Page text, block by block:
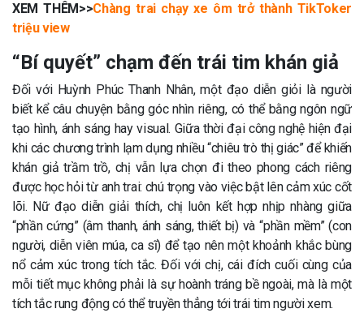
XEM THÊM>>Chàng trai chạy xe ôm trở thành TikToker
triệu view
“Bí quyết” chạm đến trái tim khán giả
Đối với Huỳnh Phúc Thanh Nhân, một đạo diễn giỏi là người
biết kể câu chuyện bằng góc nhìn riêng, có thể bằng ngôn ngữ
tạo hình, ánh sáng hay visual. Giữa thời đại công nghệ hiện đại
khi các chương trình lạm dụng nhiều “chiêu trò thị giác” để khiến
khán giả trầm trồ, chị vẫn lựa chọn đi theo phong cách riêng
được học hỏi từ anh trai: chú trọng vào việc bật lên cảm xúc cốt
lõi. Nữ đạo diễn giải thích, chị luôn kết hợp nhịp nhàng giữa
“phần cứng” (âm thanh, ánh sáng, thiết bị) và “phần mềm” (con
người, diễn viên múa, ca sĩ) để tạo nên một khoảnh khắc bùng
nổ cảm xúc trong tích tắc. Đối với chị, cái đích cuối cùng của
mỗi tiết mục không phải là sự hoành tráng bề ngoài, mà là một
tích tắc rung động có thể truyền thẳng tới trái tim người xem.